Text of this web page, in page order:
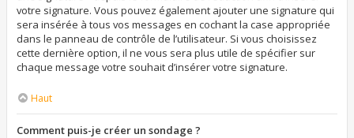
votre signature. Vous pouvez également ajouter une signature qui
sera insérée à tous vos messages en cochant la case appropriée
dans le panneau de contrôle de l’utilisateur. Si vous choisissez
cette dernière option, il ne vous sera plus utile de spécifier sur
chaque message votre souhait d’insérer votre signature.
Haut
Comment puis-je créer un sondage ?